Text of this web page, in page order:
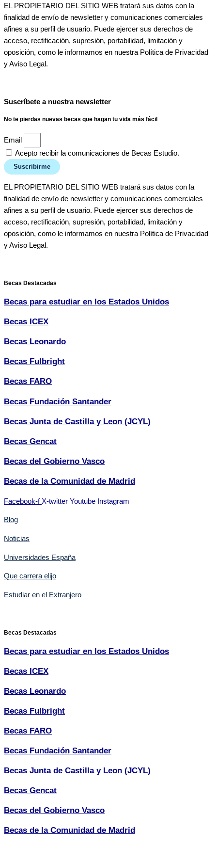
EL PROPIETARIO DEL SITIO WEB tratará sus datos con la
finalidad de envío de newsletter y comunicaciones comerciales
afines a su perfil de usuario. Puede ejercer sus derechos de
acceso, rectificación, supresión, portabilidad, limitación y
oposición, como le informamos en nuestra Política de Privacidad
y Aviso Legal.
Suscríbete a nuestra newsletter
No te pierdas nuevas becas que hagan tu vida más fácil
Email
Acepto recibir la comunicaciones de Becas Estudio.
Suscribirme
EL PROPIETARIO DEL SITIO WEB tratará sus datos con la
finalidad de envío de newsletter y comunicaciones comerciales
afines a su perfil de usuario. Puede ejercer sus derechos de
acceso, rectificación, supresión, portabilidad, limitación y
oposición, como le informamos en nuestra Política de Privacidad
y Aviso Legal.
Becas Destacadas
Becas para estudiar en los Estados Unidos
Becas ICEX
Becas Leonardo
Becas Fulbright
Becas FARO
Becas Fundación Santander
Becas Junta de Castilla y Leon (JCYL)
Becas Gencat
Becas del Gobierno Vasco
Becas de la Comunidad de Madrid
Facebook-f X-twitter Youtube Instagram
Blog
Noticias
Universidades España
Que carrera elijo
Estudiar en el Extranjero
Becas Destacadas
Becas para estudiar en los Estados Unidos
Becas ICEX
Becas Leonardo
Becas Fulbright
Becas FARO
Becas Fundación Santander
Becas Junta de Castilla y Leon (JCYL)
Becas Gencat
Becas del Gobierno Vasco
Becas de la Comunidad de Madrid